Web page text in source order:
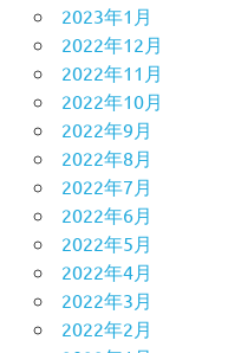
2023年1月
2022年12月
2022年11月
2022年10月
2022年9月
2022年8月
2022年7月
2022年6月
2022年5月
2022年4月
2022年3月
2022年2月